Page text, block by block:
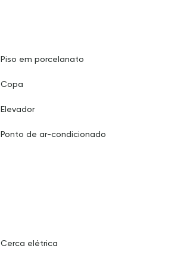
Piso em porcelanato
Copa
Elevador
Ponto de ar-condicionado
Cerca elétrica